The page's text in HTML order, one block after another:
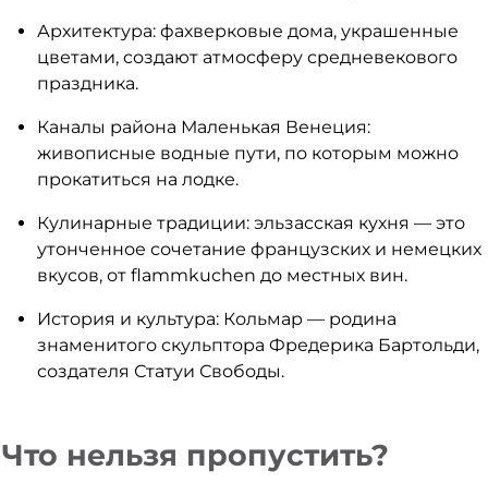
Архитектура: фахверковые дома, украшенные
цветами, создают атмосферу средневекового
праздника.
Каналы района Маленькая Венеция:
живописные водные пути, по которым можно
прокатиться на лодке.
Кулинарные традиции: эльзасская кухня — это
утонченное сочетание французских и немецких
вкусов, от flammkuchen до местных вин.
История и культура: Кольмар — родина
знаменитого скульптора Фредерика Бартольди,
создателя Статуи Свободы.
Что нельзя пропустить?